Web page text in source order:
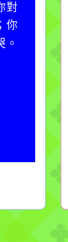
對
你
。
一
水
卻